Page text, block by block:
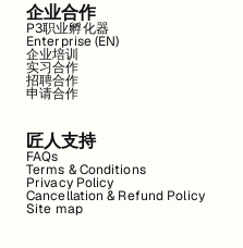
企业合作
P3职业孵化器
Enterprise (EN)
企业培训
实习合作
招聘合作
申请合作
匠人支持
FAQs
Terms & Conditions
Privacy Policy
Cancellation & Refund Policy
Site map